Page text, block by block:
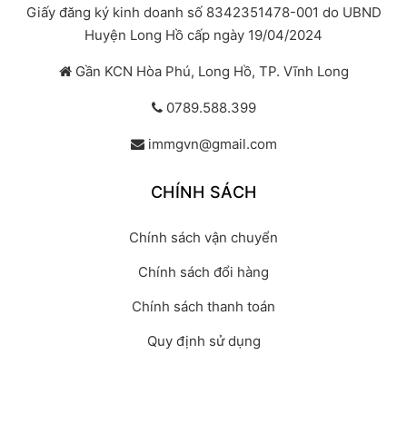
Giấy đăng ký kinh doanh số 8342351478-001 do UBND
Huyện Long Hồ cấp ngày 19/04/2024
Gần KCN Hòa Phú, Long Hồ, TP. Vĩnh Long
0789.588.399
immgvn@gmail.com
CHÍNH SÁCH
Chính sách vận chuyển
Chính sách đổi hàng
Chính sách thanh toán
Quy định sử dụng